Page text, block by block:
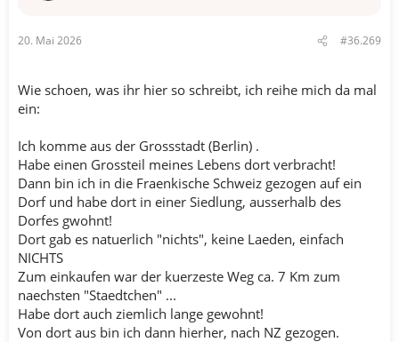
:
20. Mai 2026 #36.269
Wie schoen, was ihr hier so schreibt, ich reihe mich da mal
ein:
Ich komme aus der Grossstadt (Berlin) .
Habe einen Grossteil meines Lebens dort verbracht!
Dann bin ich in die Fraenkische Schweiz gezogen auf ein
Dorf und habe dort in einer Siedlung, ausserhalb des
Dorfes gwohnt!
Dort gab es natuerlich "nichts", keine Laeden, einfach
NICHTS
Zum einkaufen war der kuerzeste Weg ca. 7 Km zum
naechsten "Staedtchen" ...
Habe dort auch ziemlich lange gewohnt!
Von dort aus bin ich dann hierher, nach NZ gezogen.